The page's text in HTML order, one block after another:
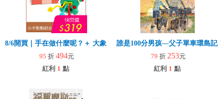
8/6開買｜手在做什麼呢？＋ 大象拉拉樂(玩具)
95 折 494元
紅利 1 點
誰是100分男孩—父子單車環島記
79 折 253元
紅利 1 點